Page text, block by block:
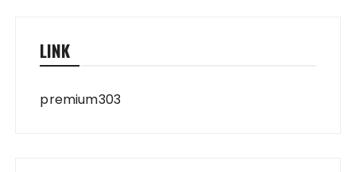
LINK
premium303